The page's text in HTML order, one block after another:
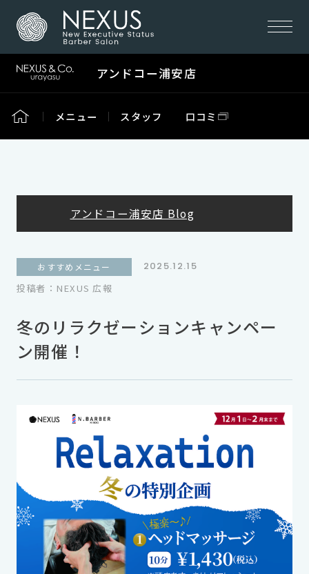
アンドコー浦安店 Blog
冬のリラクゼーションキャンペー
ン開催！
おすすめメニュー
2025.12.15
投稿者：NEXUS 広報
アンドコー浦安店
メニュー スタッフ 口コミ